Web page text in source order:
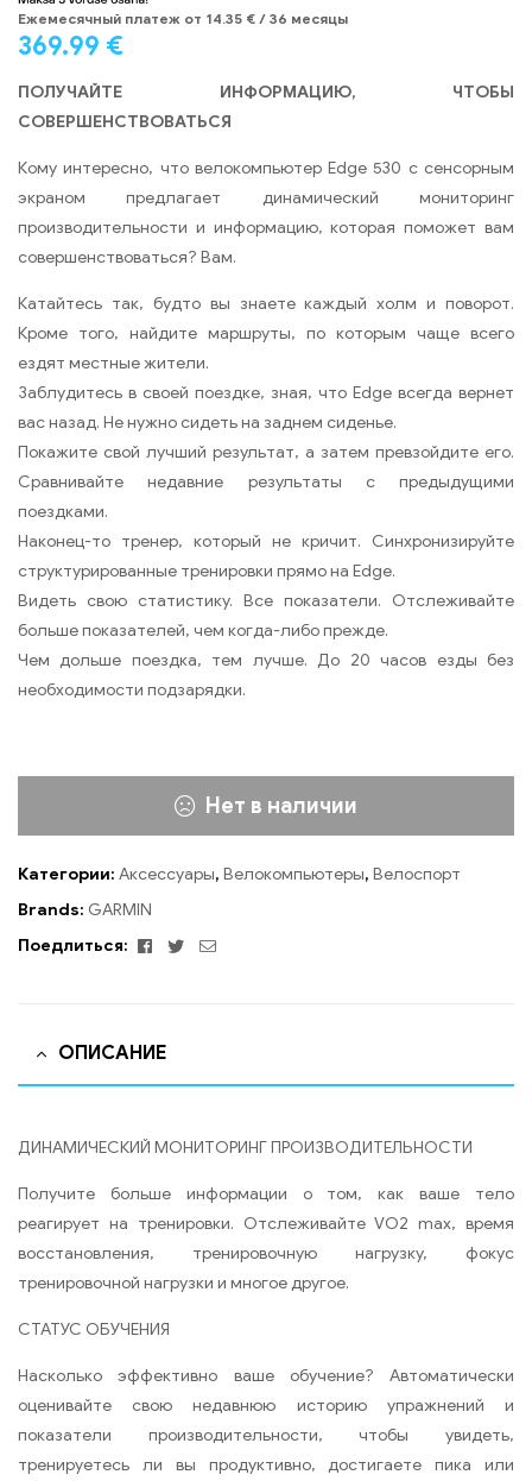
Eжемесячный платеж от 14.35 € / 36 месяцы
369.99 €
ПОЛУЧАЙТЕ ИНФОРМАЦИЮ, ЧТОБЫ
СОВЕРШЕНСТВОВАТЬСЯ
Кому интересно, что велокомпьютер Edge 530 с сенсорным
экраном предлагает динамический мониторинг
производительности и информацию, которая поможет вам
совершенствоваться? Вам.
Катайтесь так, будто вы знаете каждый холм и поворот.
Кроме того, найдите маршруты, по которым чаще всего
ездят местные жители.
Заблудитесь в своей поездке, зная, что Edge всегда вернет
вас назад. Не нужно сидеть на заднем сиденье.
Покажите свой лучший результат, а затем превзойдите его.
Сравнивайте недавние результаты с предыдущими
поездками.
Наконец-то тренер, который не кричит. Синхронизируйте
структурированные тренировки прямо на Edge.
Видеть свою статистику. Все показатели. Отслеживайте
больше показателей, чем когда-либо прежде.
Чем дольше поездка, тем лучше. До 20 часов езды без
необходимости подзарядки.
Нет в наличии
Категории: Аксессуары, Велокомпьютеры, Велоспорт
Brands: GARMIN
Поедлиться:
Facebook
TwitterEmail
ОПИСАНИЕ
ДИНАМИЧЕСКИЙ МОНИТОРИНГ ПРОИЗВОДИТЕЛЬНОСТИ
Получите больше информации о том, как ваше тело
реагирует на тренировки. Отслеживайте VO2 max, время
восстановления, тренировочную нагрузку, фокус
тренировочной нагрузки и многое другое.
СТАТУС ОБУЧЕНИЯ
Насколько эффективно ваше обучение? Автоматически
оценивайте свою недавнюю историю упражнений и
показатели производительности, чтобы увидеть,
тренируетесь ли вы продуктивно, достигаете пика или